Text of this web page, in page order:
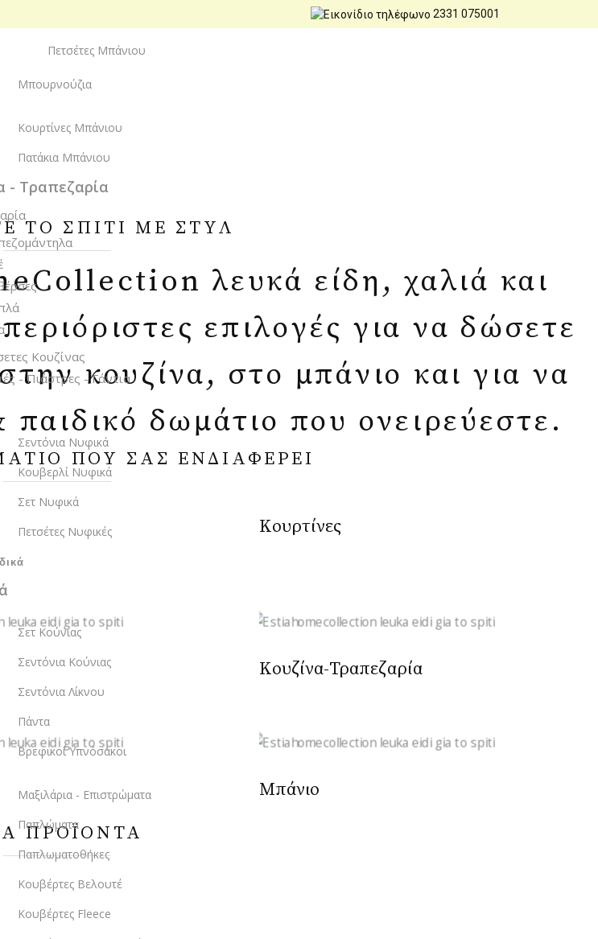
2331 075001
Πετσέτες Μπάνιου
Μπουρνούζια
Κουρτίνες Μπάνιου
Πατάκια Μπάνιου
- Τραπεζαρία
Κουζίνας
- Πιάστρες - Γάντια
Σεντόνια Νυφικά
Κουβερλί Νυφικά
Σετ Νυφικά
Πετσέτες Νυφικές
Σετ Κούνιας
Σεντόνια Κούνιας
Σεντόνια Λίκνου
Πάντα
Βρεφικοί Υπνόσακοι
Μαξιλάρια - Επιστρώματα
Παπλώματα
Παπλωματοθήκες
Κουβέρτες Βελουτέ
Κουβέρτες Fleece
ΤΟ ΣΠΙΤΙ ΜΕ ΣΤΥΛ
λευκά είδη, χαλιά και
επιλογές για να δώσετε
κουζίνα, στο μπάνιο και για να
δωμάτιο που ονειρεύεστε.
ΠΟΥ ΣΑΣ ΕΝΔΙΑΦΕΡΕΙ
Κουρτίνες
Κουζίνα-Τραπεζαρία
Μπάνιο
ΠΡΟΪΟΝΤΑ